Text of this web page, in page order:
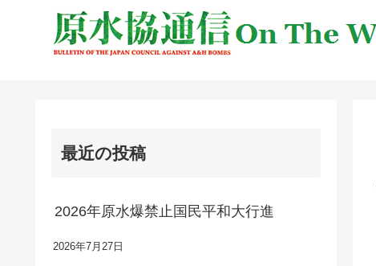
最近の投稿
2026年原水爆禁止国民平和大行進
2026年7月27日